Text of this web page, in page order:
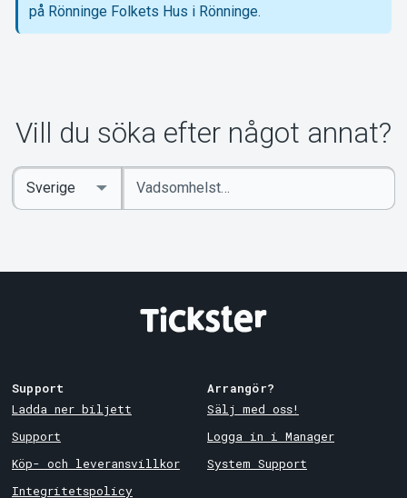
på Rönninge Folkets Hus i Rönninge.
Vill du söka efter något annat?
Ange
sökord
Select
Country
Support
Ladda ner biljett
Support
Köp- och leveransvillkor
Integritetspolicy
Arrangör?
Sälj med oss!
Logga in i Manager
System Support